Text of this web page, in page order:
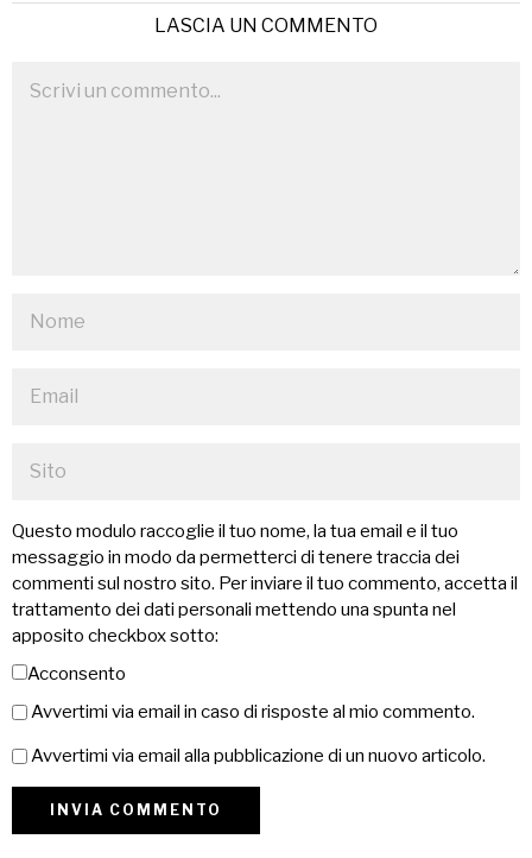
LASCIA UN COMMENTO
Questo modulo raccoglie il tuo nome, la tua email e il tuo
messaggio in modo da permetterci di tenere traccia dei
commenti sul nostro sito. Per inviare il tuo commento, accetta il
trattamento dei dati personali mettendo una spunta nel
apposito checkbox sotto:
Acconsento
Avvertimi via email in caso di risposte al mio commento.
Avvertimi via email alla pubblicazione di un nuovo articolo.